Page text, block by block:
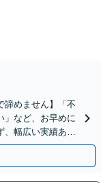
諦めません】「不
」など、お早めに
、幅広い実績あ
秘密厳守】